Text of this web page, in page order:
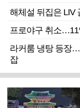
해체설 뒤집은 LIV
프로야구 취소…11
라커룸 냉탕 등장
잡